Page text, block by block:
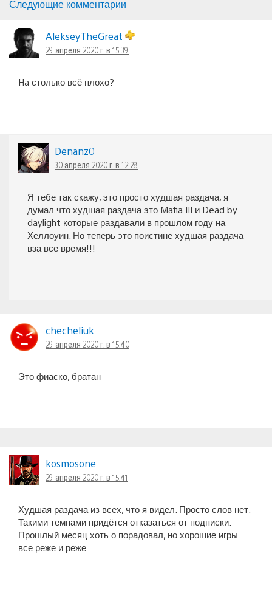
Навигация
по
комментариям
Следующие комментарии
AlekseyTheGreat
29 апреля 2020 г. в 15:39
Ha столько всё плохо?
Denanz0
30 апреля 2020 г. в 12:28
Я тебе так скажу, это просто худшая раздача, я
думал что худшая раздача это Mafia III и Dead by
daylight которые раздавали в прошлом году на
Хеллоуин. Но теперь это поистине худшая раздача
вза все время!!!
checheliuk
29 апреля 2020 г. в 15:40
Это фиаско, братан
kosmosone
29 апреля 2020 г. в 15:41
Худшая раздача из всех, что я видел. Просто слов нет.
Такими темпами придётся отказаться от подписки.
Прошлый месяц хоть о порадовал, но хорошие игры
все реже и реже.